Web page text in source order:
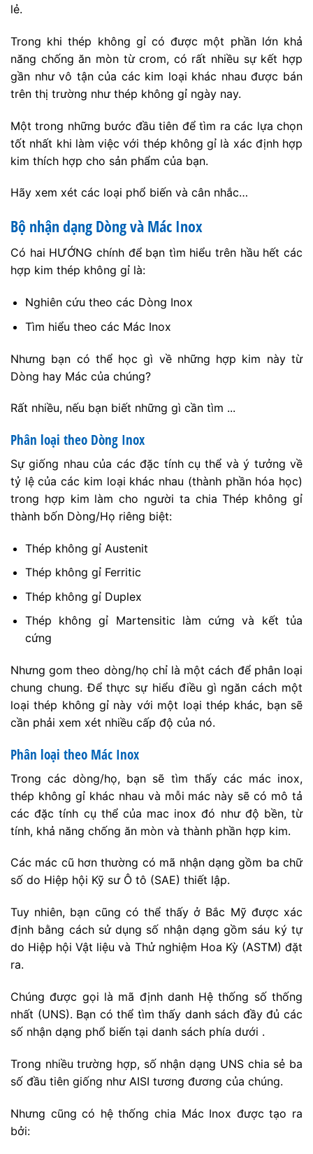
lẻ.
Trong khi thép không gỉ có được một phần lớn khả
năng chống ăn mòn từ crom, có rất nhiều sự kết hợp
gần như vô tận của các kim loại khác nhau được bán
trên thị trường như thép không gỉ ngày nay.
Một trong những bước đầu tiên để tìm ra các lựa chọn
tốt nhất khi làm việc với thép không gỉ là xác định hợp
kim thích hợp cho sản phẩm của bạn.
Hãy xem xét các loại phổ biến và cân nhắc…
Bộ nhận dạng Dòng và Mác Inox
Có hai HƯỚNG chính để bạn tìm hiểu trên hầu hết các
hợp kim thép không gỉ là:
Nghiên cứu theo các Dòng Inox
Tìm hiểu theo các Mác Inox
Nhưng bạn có thể học gì về những hợp kim này từ
Dòng hay Mác của chúng?
Rất nhiều, nếu bạn biết những gì cần tìm ...
Phân loại theo Dòng Inox
Sự giống nhau của các đặc tính cụ thể và ý tưởng về
tỷ lệ của các kim loại khác nhau (thành phần hóa học)
trong hợp kim làm cho người ta chia Thép không gỉ
thành bốn Dòng/Họ riêng biệt:
Thép không gỉ Austenit
Thép không gỉ Ferritic
Thép không gỉ Duplex
Thép không gỉ Martensitic làm cứng và kết tủa
cứng
Nhưng gom theo dòng/họ chỉ là một cách để phân loại
chung chung. Để thực sự hiểu điều gì ngăn cách một
loại thép không gỉ này với một loại thép khác, bạn sẽ
cần phải xem xét nhiều cấp độ của nó.
Phân loại theo Mác Inox
Trong các dòng/họ, bạn sẽ tìm thấy các mác inox,
thép không gỉ khác nhau và mỗi mác này sẽ có mô tả
các đặc tính cụ thể của mac inox đó như độ bền, từ
tính, khả năng chống ăn mòn và thành phần hợp kim.
Các mác cũ hơn thường có mã nhận dạng gồm ba chữ
số do Hiệp hội Kỹ sư Ô tô (SAE) thiết lập.
Tuy nhiên, bạn cũng có thể thấy ở Bắc Mỹ được xác
định bằng cách sử dụng số nhận dạng gồm sáu ký tự
do Hiệp hội Vật liệu và Thử nghiệm Hoa Kỳ (ASTM) đặt
ra.
Chúng được gọi là mã định danh Hệ thống số thống
nhất (UNS). Bạn có thể tìm thấy danh sách đầy đủ các
số nhận dạng phổ biến tại danh sách phía dưới .
Trong nhiều trường hợp, số nhận dạng UNS chia sẻ ba
số đầu tiên giống như AISI tương đương của chúng.
Nhưng cũng có hệ thống chia Mác Inox được tạo ra
bởi: